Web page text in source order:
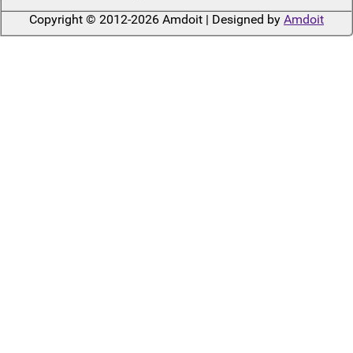
Copyright © 2012-2026 Amdoit | Designed by Amdoit